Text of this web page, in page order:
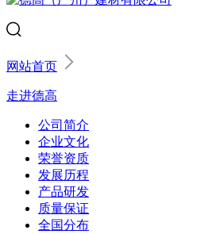
网站首页
走进德高
公司简介
企业文化
荣誉资质
发展历程
产品研发
质量保证
全国分布